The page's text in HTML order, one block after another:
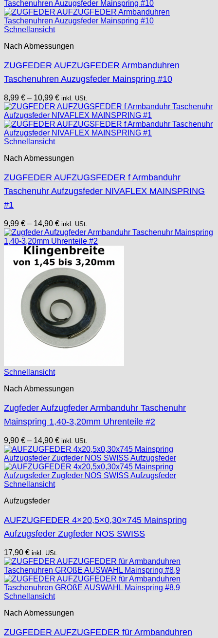
Schnellansicht
Nach Abmessungen
ZUGFEDER AUFZUGFEDER Armbanduhren
Taschenuhren Auzugsfeder Mainspring #10
8,99 € – 10,99 € inkl. USt.
Schnellansicht
Nach Abmessungen
ZUGFEDER AUFZUGSFEDER f Armbanduhr
Taschenuhr Aufzugsfeder NIVAFLEX MAINSPRING
#1
9,99 € – 14,90 € inkl. USt.
Schnellansicht
Nach Abmessungen
Zugfeder Aufzugfeder Armbanduhr Taschenuhr
Mainspring 1,40-3,20mm Uhrenteile #2
9,90 € – 14,90 € inkl. USt.
Schnellansicht
Aufzugsfeder
AUFZUGFEDER 4×20,5×0,30×745 Mainspring
Aufzugsfeder Zugfeder NOS SWISS
17,90 € inkl. USt.
Schnellansicht
Nach Abmessungen
ZUGFEDER AUFZUGFEDER für Armbanduhren